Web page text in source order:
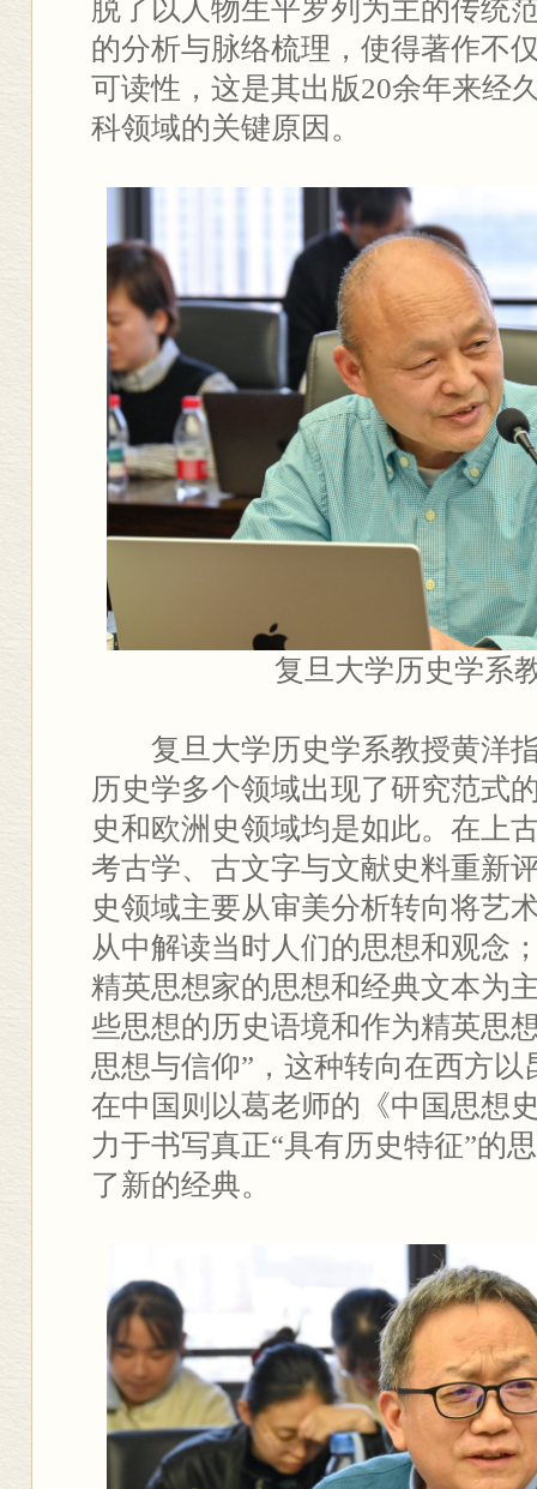
脱了以人物生平罗列为主的传统
的分析与脉络梳理，使得著作不
可读性，这是其出版20余年来经
科领域的关键原因。
复旦大学历史学系
复旦大学历史学系教授黄洋
历史学多个领域出现了研究范式
史和欧洲史领域均是如此。在上
考古学、古文字与文献史料重新
史领域主要从审美分析转向将艺
从中解读当时人们的思想和观念
精英思想家的思想和经典文本为
些思想的历史语境和作为精英思
思想与信仰”，这种转向在西方以
在中国则以葛老师的《中国思想
力于书写真正“具有历史特征”的
了新的经典。